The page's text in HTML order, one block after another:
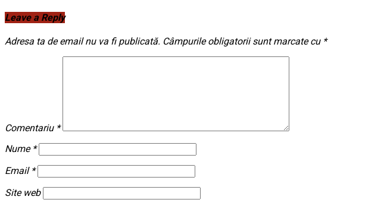
Leave a Reply
Adresa ta de email nu va fi publicată. Câmpurile obligatorii sunt marcate cu *
Comentariu *
Nume *
Email *
Site web